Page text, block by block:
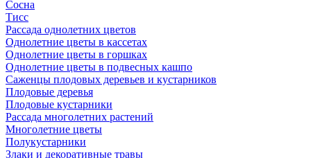
Сосна
Тисc
Рассада однолетних цветов
Однолетние цветы в кассетах
Однолетние цветы в горшках
Однолетние цветы в подвесных кашпо
Саженцы плодовых деревьев и кустарников
Плодовые деревья
Плодовые кустарники
Рассада многолетних растений
Многолетние цветы
Полукустарники
Злаки и декоративные травы